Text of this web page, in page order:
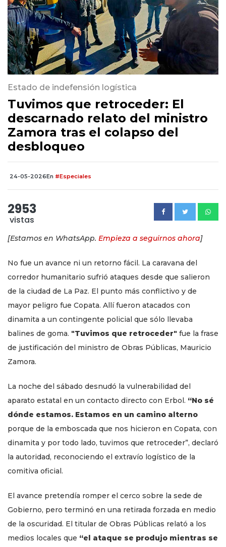
Estado de indefensión logística
Tuvimos que retroceder: El
descarnado relato del ministro
Zamora tras el colapso del
desbloqueo
24-05-2026En #Especiales
2953
vistas
[Estamos en WhatsApp. Empieza a seguirnos ahora]
No fue un avance ni un retorno fácil. La caravana del
corredor humanitario sufrió ataques desde que salieron
de la ciudad de La Paz. El punto más conflictivo y de
mayor peligro fue Copata. Allí fueron atacados con
dinamita a un contingente policial que sólo llevaba
balines de goma. "Tuvimos que retroceder" fue la frase
de justificación del ministro de Obras Públicas, Mauricio
Zamora.
La noche del sábado desnudó la vulnerabilidad del
aparato estatal en un contacto directo con Erbol. “No sé
dónde estamos. Estamos en un camino alterno
porque de la emboscada que nos hicieron en Copata, con
dinamita y por todo lado, tuvimos que retroceder”, declaró
la autoridad, reconociendo el extravío logístico de la
comitiva oficial.
El avance pretendía romper el cerco sobre la sede de
Gobierno, pero terminó en una retirada forzada en medio
de la oscuridad. El titular de Obras Públicas relató a los
medios locales que “el ataque se produjo mientras se